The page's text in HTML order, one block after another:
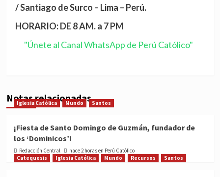
/ Santiago de Surco – Lima – Perú.
HORARIO: DE 8 AM. a 7 PM
"Únete al Canal WhatsApp de Perú Católico"
Notas relacionadas
Iglesia Católica Mundo Santos
¡Fiesta de Santo Domingo de Guzmán, fundador de
los ‘Dominicos’!
Redacción Central
hace 2 horas en Perú Católico
Catequesis
Iglesia Católica Mundo Recursos Santos